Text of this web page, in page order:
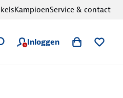
Inloggen
KampioenService & contact